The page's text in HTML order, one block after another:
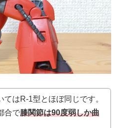
てはR-1型とほぼ同じです。
合で膝関節は90度弱しか曲